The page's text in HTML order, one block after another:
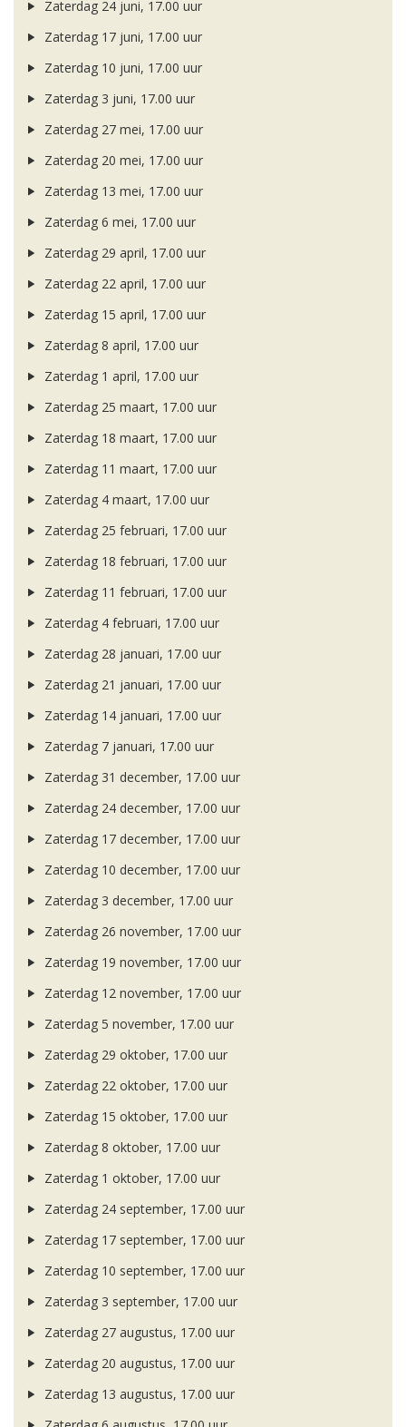
Zaterdag 24 juni, 17.00 uur
Zaterdag 17 juni, 17.00 uur
Zaterdag 10 juni, 17.00 uur
Zaterdag 3 juni, 17.00 uur
Zaterdag 27 mei, 17.00 uur
Zaterdag 20 mei, 17.00 uur
Zaterdag 13 mei, 17.00 uur
Zaterdag 6 mei, 17.00 uur
Zaterdag 29 april, 17.00 uur
Zaterdag 22 april, 17.00 uur
Zaterdag 15 april, 17.00 uur
Zaterdag 8 april, 17.00 uur
Zaterdag 1 april, 17.00 uur
Zaterdag 25 maart, 17.00 uur
Zaterdag 18 maart, 17.00 uur
Zaterdag 11 maart, 17.00 uur
Zaterdag 4 maart, 17.00 uur
Zaterdag 25 februari, 17.00 uur
Zaterdag 18 februari, 17.00 uur
Zaterdag 11 februari, 17.00 uur
Zaterdag 4 februari, 17.00 uur
Zaterdag 28 januari, 17.00 uur
Zaterdag 21 januari, 17.00 uur
Zaterdag 14 januari, 17.00 uur
Zaterdag 7 januari, 17.00 uur
Zaterdag 31 december, 17.00 uur
Zaterdag 24 december, 17.00 uur
Zaterdag 17 december, 17.00 uur
Zaterdag 10 december, 17.00 uur
Zaterdag 3 december, 17.00 uur
Zaterdag 26 november, 17.00 uur
Zaterdag 19 november, 17.00 uur
Zaterdag 12 november, 17.00 uur
Zaterdag 5 november, 17.00 uur
Zaterdag 29 oktober, 17.00 uur
Zaterdag 22 oktober, 17.00 uur
Zaterdag 15 oktober, 17.00 uur
Zaterdag 8 oktober, 17.00 uur
Zaterdag 1 oktober, 17.00 uur
Zaterdag 24 september, 17.00 uur
Zaterdag 17 september, 17.00 uur
Zaterdag 10 september, 17.00 uur
Zaterdag 3 september, 17.00 uur
Zaterdag 27 augustus, 17.00 uur
Zaterdag 20 augustus, 17.00 uur
Zaterdag 13 augustus, 17.00 uur